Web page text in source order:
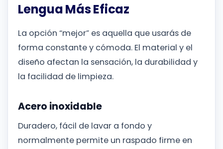
Lengua Más Eficaz
La opción “mejor” es aquella que usarás de
forma constante y cómoda. El material y el
diseño afectan la sensación, la durabilidad y
la facilidad de limpieza.
Acero inoxidable
Duradero, fácil de lavar a fondo y
normalmente permite un raspado firme en